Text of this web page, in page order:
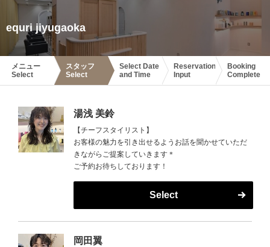
equri jiyugaoka
メニュー
Select
スタッフ
Select
Select Date
and Time
Reservation
Input
Booking
Complete
湯浅 美鈴
【チーフスタイリスト】
お客様の魅力を引き出せるようお話を聞かせていただ
きながらご提案していきます＊
ご予約お待ちしております！
Select
岡田翼